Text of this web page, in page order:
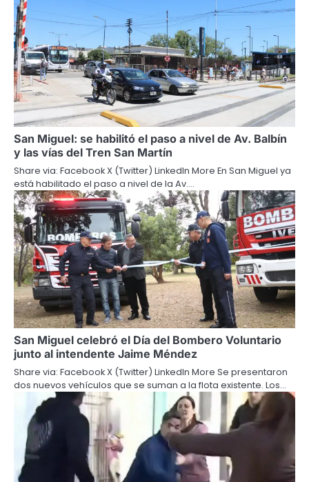
San Miguel: se habilitó el paso a nivel de Av. Balbín
y las vías del Tren San Martín
Share via: Facebook X (Twitter) LinkedIn More En San Miguel ya
está habilitado el paso a nivel de la Av.…
San Miguel celebró el Día del Bombero Voluntario
junto al intendente Jaime Méndez
Share via: Facebook X (Twitter) LinkedIn More Se presentaron
dos nuevos vehículos que se suman a la flota existente. Los…